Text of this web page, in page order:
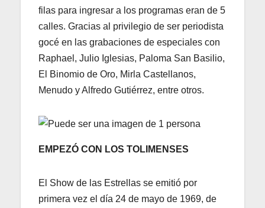
filas para ingresar a los programas eran de 5
calles. Gracias al privilegio de ser periodista
gocé en las grabaciones de especiales con
Raphael, Julio Iglesias, Paloma San Basilio,
El Binomio de Oro, Mirla Castellanos,
Menudo y Alfredo Gutiérrez, entre otros.
EMPEZÓ CON LOS TOLIMENSES
El Show de las Estrellas se emitió por
primera vez el día 24 de mayo de 1969, de